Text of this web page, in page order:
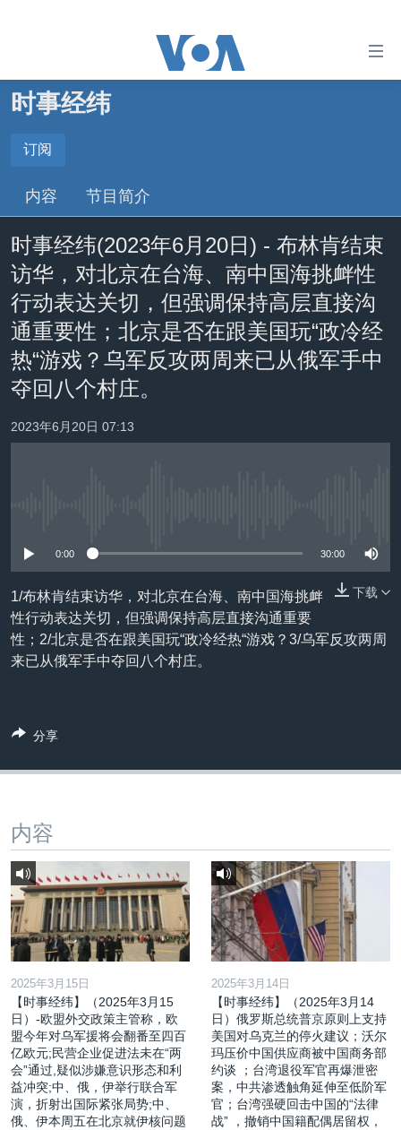
碍
到
内
容
转
到
航
跳
到
主页
美国
台湾
港澳
国际
最新国际新闻
印太
中东
非洲
分类新闻
经济·金融·贸易
人权·法律·宗教
军事
美中关系
热点专题
国会报道
美国之音专访
重要讲话与声明
台海两岸关系
南中国海争端
关注新疆
VOA今日焦点
其他语言网站
时事经纬
订阅
YouTube Music
Spotify
YouTube
订阅
内容 节目简介
时事经纬(2023年6月20日) - 布林肯结束
访华，对北京在台海、南中国海挑衅性
行动表达关切，但强调保持高层直接沟
通重要性；北京是否在跟美国玩“政冷经
热“游戏？乌军反攻两周来已从俄军手中
夺回八个村庄。
2023年6月20日 07:13
0:00 30:00
下载
1/布林肯结束访华，对北京在台海、南中国海挑衅
性行动表达关切，但强调保持高层直接沟通重要
性；2/北京是否在跟美国玩“政冷经热“游戏？3/乌军反攻两周
来已从俄军手中夺回八个村庄。
分享
内容
2025年3月15日
【时事经纬】（2025年3月15
日）-欧盟外交政策主管称，欧
盟今年对乌军援将会翻番至四百
亿欧元;民营企业促进法未在“两
会”通过,疑似涉嫌意识形态和利
益冲突;中、俄，伊举行联合军
演，折射出国际紧张局势;中、
俄、伊本周五在北京就伊核问题
2025年3月14日
【时事经纬】（2025年3月14
日）俄罗斯总统普京原则上支持
美国对乌克兰的停火建议；沃尔
玛压价中国供应商被中国商务部
约谈 ；台湾退役军官再爆泄密
案，中共渗透触角延伸至低阶军
官；台湾强硬回击中国的“法律
战” ，撤销中国籍配偶居留权，